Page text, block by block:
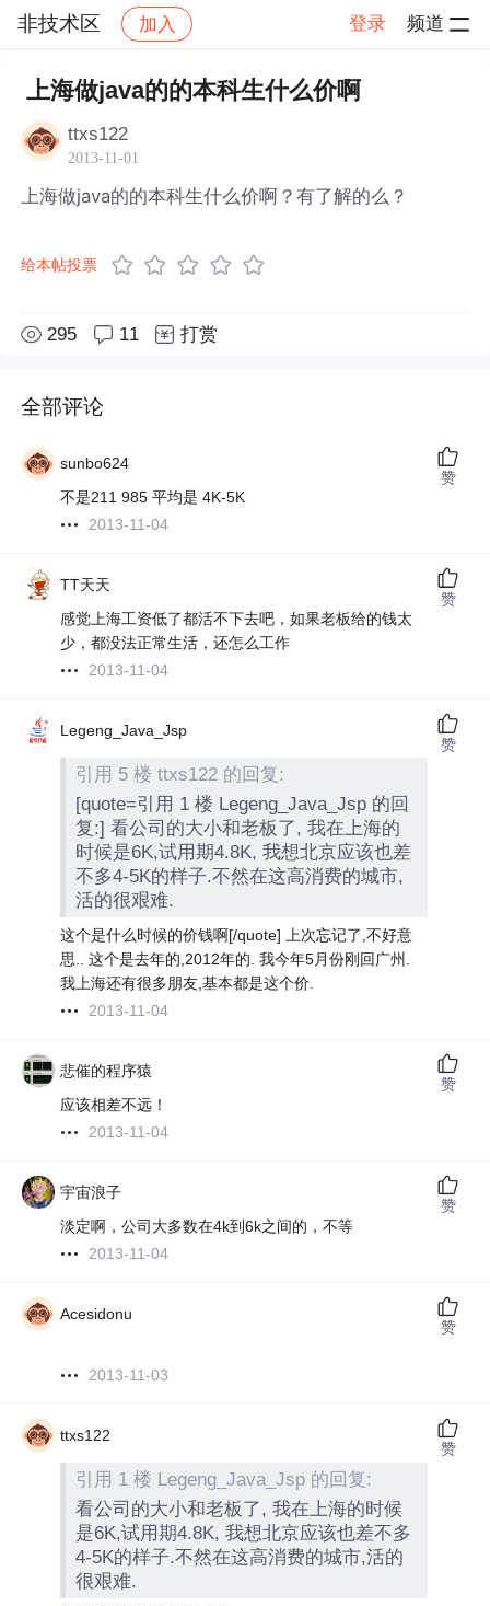
非技术区 加入 登录 频道
社区 非技术区 帖子详情
上海做java的的本科生什么价啊
ttxs122
2013-11-01
上海做java的的本科生什么价啊？有了解的么？
给本帖投票
295 11 打赏
全部评论
sunbo624
不是211 985 平均是 4K-5K
2013-11-04
赞
TT天天
感觉上海工资低了都活不下去吧，如果老板给的钱太
少，都没法正常生活，还怎么工作
2013-11-04
赞
Legeng_Java_Jsp
引用 5 楼 ttxs122 的回复:
[quote=引用 1 楼 Legeng_Java_Jsp 的回
复:] 看公司的大小和老板了, 我在上海的
时候是6K,试用期4.8K, 我想北京应该也差
不多4-5K的样子.不然在这高消费的城市,
活的很艰难.
这个是什么时候的价钱啊[/quote] 上次忘记了,不好意
思.. 这个是去年的,2012年的. 我今年5月份刚回广州.
我上海还有很多朋友,基本都是这个价.
2013-11-04
赞
悲催的程序猿
应该相差不远！
2013-11-04
赞
宇宙浪子
淡定啊，公司大多数在4k到6k之间的，不等
2013-11-04
赞
Acesidonu
2013-11-03
赞
ttxs122
引用 1 楼 Legeng_Java_Jsp 的回复:
看公司的大小和老板了, 我在上海的时候
是6K,试用期4.8K, 我想北京应该也差不多
4-5K的样子.不然在这高消费的城市,活的
很艰难.
赞